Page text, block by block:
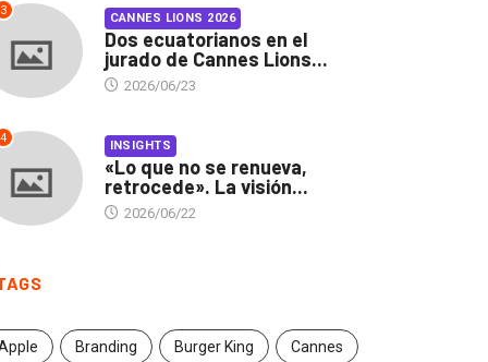
3 CANNES LIONS 2026
Dos ecuatorianos en el
jurado de Cannes Lions...
2026/06/23
4 INSIGHTS
«Lo que no se renueva,
retrocede». La visión...
2026/06/22
Branding Burger King Cannes